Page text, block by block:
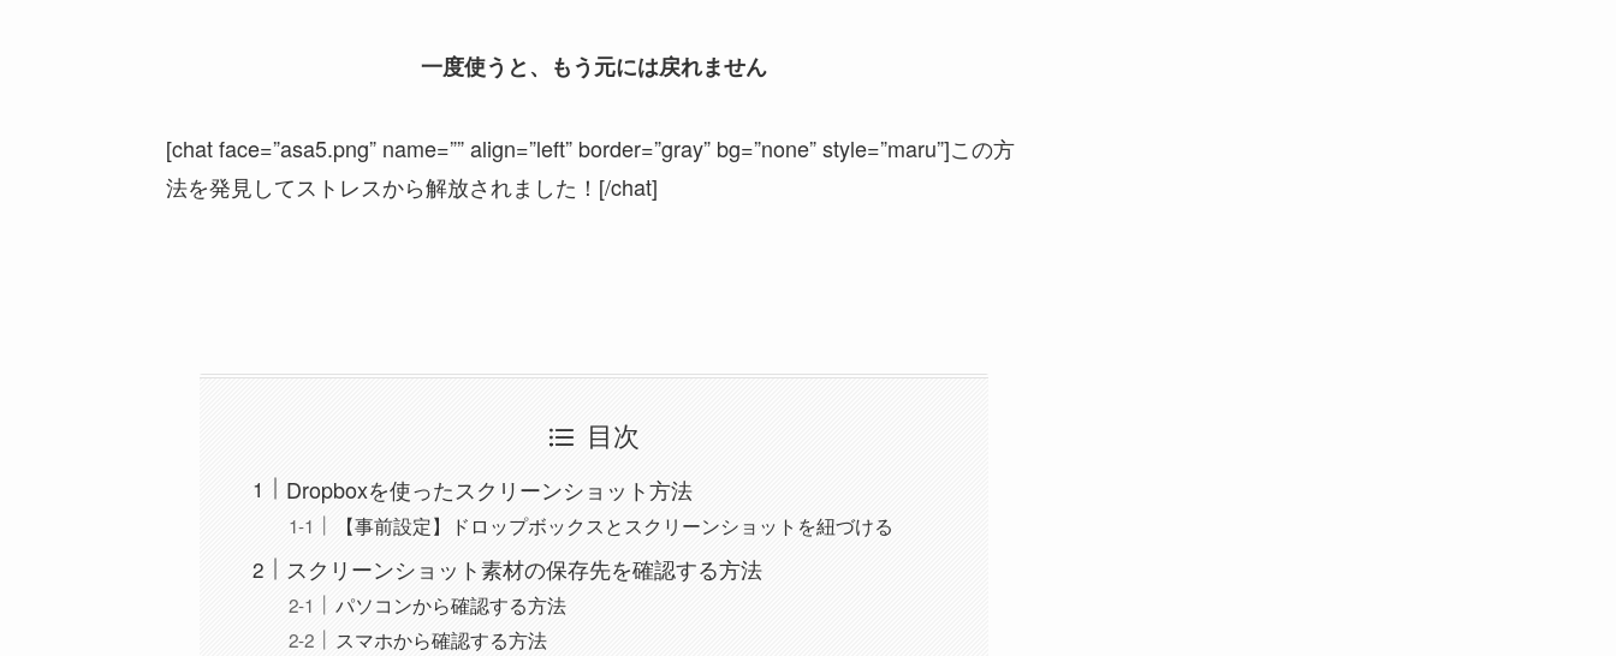
一度使うと、もう元には戻れません
[chat face=”asa5.png” name=”” align=”left” border=”gray” bg=”none” style=”maru”]この方
法を発見してストレスから解放されました！[/chat]
目次
Dropboxを使ったスクリーンショット方法
【事前設定】ドロップボックスとスクリーンショットを紐づける
スクリーンショット素材の保存先を確認する方法
パソコンから確認する方法
スマホから確認する方法